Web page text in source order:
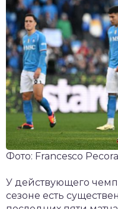
Фото: Francesco
У действующего
сезоне есть